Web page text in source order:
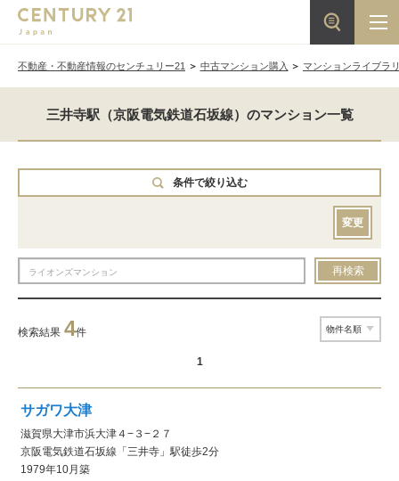
不動産・不動産情報のセンチュリー21 中古マンション購入 マンションライブラ
三井寺駅（京阪電気鉄道石坂線）のマンション一覧
条件で絞り込む
変更
再検索
検索結果 4件
1
サガワ大津
滋賀県大津市浜大津４−３−２７
京阪電気鉄道石坂線 「三井寺」駅徒歩2分
1979年10月 築